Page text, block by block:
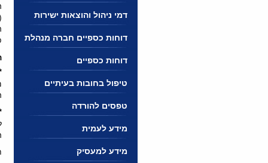
דמי ניהול והוצאות ישירות
דוחות כספיים חברה מנהלת
דוחות כספיים
טיפול בחובות בעיתיים
טפסים להורדה
מידע לעמית
מידע למעסיק